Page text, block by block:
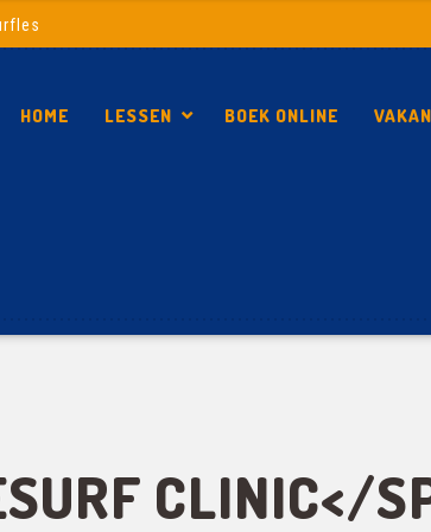
HOME LESSEN BOEK ONLINE
CLINIC</